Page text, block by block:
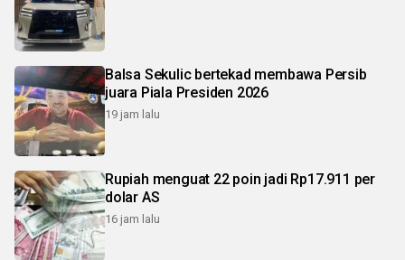
Balsa Sekulic bertekad membawa Persib
juara Piala Presiden 2026
19 jam lalu
Rupiah menguat 22 poin jadi Rp17.911 per
dolar AS
16 jam lalu